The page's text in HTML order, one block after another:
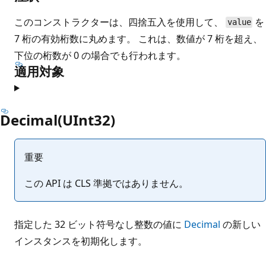
このコンストラクターは、四捨五入を使用して、 value を
7 桁の有効桁数に丸めます。 これは、数値が 7 桁を超え、
下位の桁数が 0 の場合でも行われます。
適用対象
Decimal(UInt32)
重要
この API は CLS 準拠ではありません。
指定した 32 ビット符号なし整数の値に Decimal の新しい
インスタンスを初期化します。